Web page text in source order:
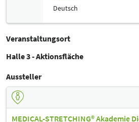
Deutsch
Veranstaltungsort
Halle 3 - Aktionsfläche
Aussteller
MEDICAL-STRETCHING® Akademie